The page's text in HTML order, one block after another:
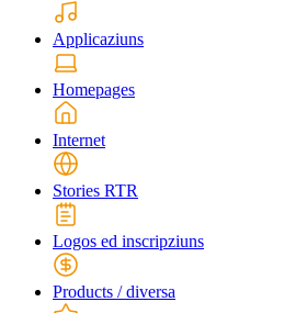
Applicaziuns
Homepages
Internet
Stories RTR
Logos ed inscripziuns
Products / diversa